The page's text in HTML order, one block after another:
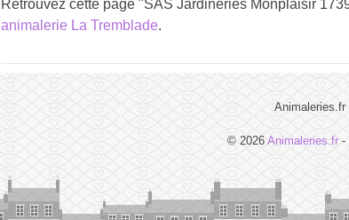
Retrouvez cette page "SAS Jardineries Monplaisir
animalerie La Tremblade.
Animaleries.fr
© 2026 Animaleries.fr -